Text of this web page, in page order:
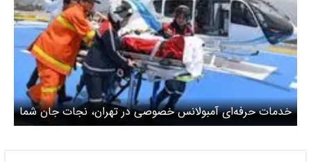
خدمات حرفه‌ای آمبولانس خصوصی در تهران، نجات جان شما
در مواقع ضروری